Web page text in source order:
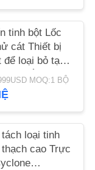
tinh bột Lốc
cát Thiết bị
để loại bỏ tạp
của sắn Khoai
bột khoai lang
MOQ:1 BỘ
loại tinh
thạch cao Trực